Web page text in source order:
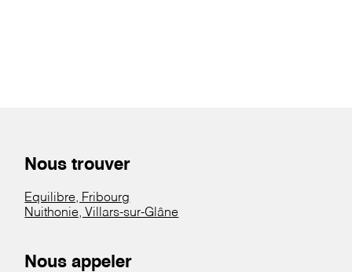
Nous trouver
Equilibre, Fribourg
Nuithonie, Villars-sur-Glâne
Nous appeler